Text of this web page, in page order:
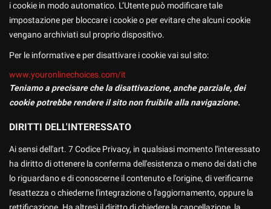
i cookie in modo automatico. L’Utente può modificare tale
impostazione per bloccare i cookie o per evitare che alcuni cookie
vengano archiviati sul proprio dispositivo.
Per le informative e per disattivare i cookie vai sul sito:
www.youronlinechoices.com/it
Teniamo a precisare che la disattivazione, anche parziale, dei
cookie potrebbe rendere il sito non fruibile alla navigazione.
DIRITTI DELL'INTERESSATO
Ai sensi dell'art. 7 Codice Privacy, in qualsiasi momento l'interessato
ha diritto di ottenere la conferma dell'esistenza o meno dei dati che
lo riguardano e di conoscerne il contenuto e l'origine, di verificarne
l'esattezza o chiederne l'integrazione o l'aggiornamento, oppure la